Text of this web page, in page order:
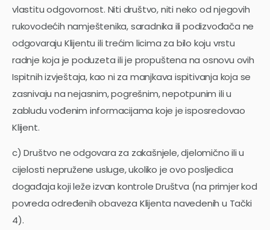
vlastitu odgovornost. Niti društvo, niti neko od njegovih
rukovodećih namještenika, saradnika ili podizvođača ne
odgovaraju Klijentu ili trećim licima za bilo koju vrstu
radnje koja je poduzeta ili je propuštena na osnovu ovih
Ispitnih izvještaja, kao ni za manjkava ispitivanja koja se
zasnivaju na nejasnim, pogrešnim, nepotpunim ili u
zabludu vođenim informacijama koje je isposredovao
Klijent.
c) Društvo ne odgovara za zakašnjele, djelomično ili u
cijelosti nepružene usluge, ukoliko je ovo posljedica
događaja koji leže izvan kontrole Društva (na primjer kod
povreda određenih obaveza Klijenta navedenih u Tački
4).